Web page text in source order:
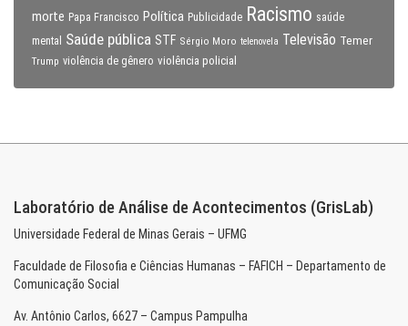
morte Papa Francisco Política Publicidade Racismo saúde
mental
Saúde pública STF Sérgio Moro telenovela Televisão Temer
Trump violência de gênero violência policial
Laboratório de Análise de Acontecimentos (GrisLab)
Universidade Federal de Minas Gerais – UFMG
Faculdade de Filosofia e Ciências Humanas – FAFICH – Departamento de
Comunicação Social
Av. Antônio Carlos, 6627 – Campus Pampulha